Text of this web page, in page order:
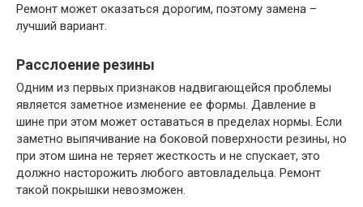
Ремонт может оказаться дорогим, поэтому замена –
лучший вариант.
Расслоение резины
Одним из первых признаков надвигающейся проблемы
является заметное изменение ее формы. Давление в
шине при этом может оставаться в пределах нормы. Если
заметно выпячивание на боковой поверхности резины, но
при этом шина не теряет жесткость и не спускает, это
должно насторожить любого автовладельца. Ремонт
такой покрышки невозможен.